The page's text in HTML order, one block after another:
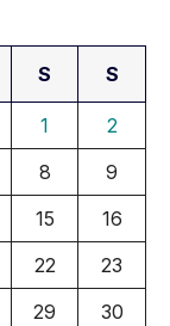
S S
1
2
8
9
15
16
22
23
29
30